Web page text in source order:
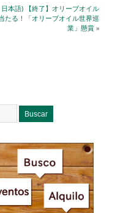
本語) 【終了】オリーブオイル
たる！「オリーブオイル世界巡
業」懸賞»